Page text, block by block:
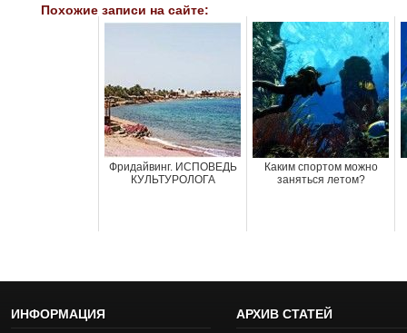
Похожие записи на сайте:
Фридайвинг. ИСПОВЕДЬ
КУЛЬТУРОЛОГА
Каким спортом можно
заняться летом?
ИНФОРМАЦИЯ АРХИВ СТАТЕЙ